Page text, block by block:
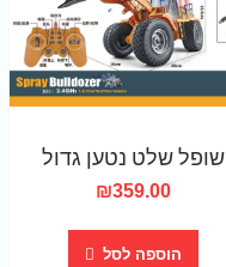
שופל שלט נטען גדול
₪359.00
הוספה לסל